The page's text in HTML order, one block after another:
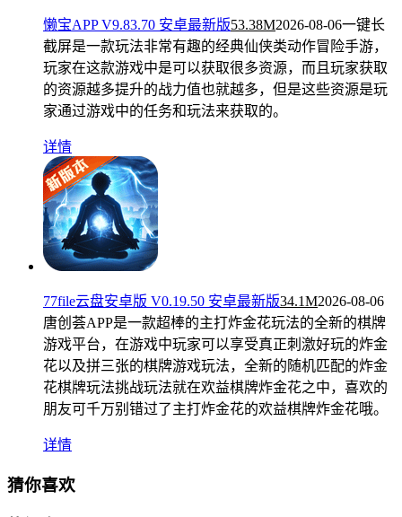
懒宝APP V9.83.70 安卓最新版53.38M2026-08-06一键长
截屏是一款玩法非常有趣的经典仙侠类动作冒险手游，
玩家在这款游戏中是可以获取很多资源，而且玩家获取
的资源越多提升的战力值也就越多，但是这些资源是玩
家通过游戏中的任务和玩法来获取的。
详情
77file云盘安卓版 V0.19.50 安卓最新版34.1M2026-08-06
唐创荟APP是一款超棒的主打炸金花玩法的全新的棋牌
游戏平台，在游戏中玩家可以享受真正刺激好玩的炸金
花以及拼三张的棋牌游戏玩法，全新的随机匹配的炸金
花棋牌玩法挑战玩法就在欢益棋牌炸金花之中，喜欢的
朋友可千万别错过了主打炸金花的欢益棋牌炸金花哦。
详情
猜你喜欢